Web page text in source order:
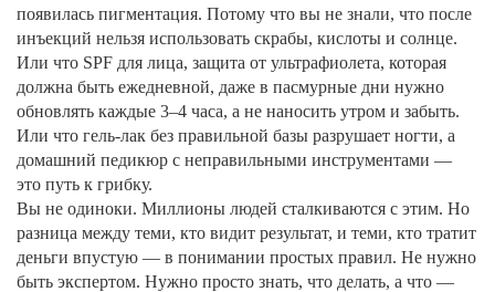
появилась пигментация. Потому что вы не знали, что после
инъекций нельзя использовать скрабы, кислоты и солнце.
Или что SPF для лица, защита от ультрафиолета, которая
должна быть ежедневной, даже в пасмурные дни нужно
обновлять каждые 3–4 часа, а не наносить утром и забыть.
Или что гель-лак без правильной базы разрушает ногти, а
домашний педикюр с неправильными инструментами —
это путь к грибку.
Вы не одиноки. Миллионы людей сталкиваются с этим. Но
разница между теми, кто видит результат, и теми, кто тратит
деньги впустую — в понимании простых правил. Не нужно
быть экспертом. Нужно просто знать, что делать, а что —